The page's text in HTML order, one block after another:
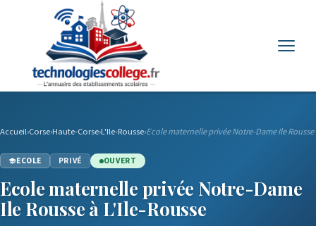
Accueil›Corse›Haute-Corse›L'Ile-Rousse›Ecole maternelle privée Notre-Dame Ile Rousse
ECOLE PRIVÉ OUVERT
Ecole maternelle privée Notre-Dame
Ile Rousse à L'Ile-Rousse